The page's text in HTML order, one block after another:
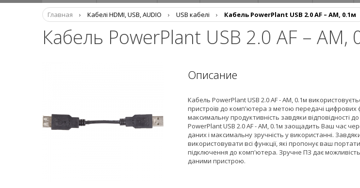
Главная › Кабелі HDMI, USB, AUDIO › USB кабелі › Кабель PowerPlant USB 2.0 AF – AM, 0.1м
Кабель PowerPlant USB 2.0 AF – AM,
Описание
Кабель PowerPlant USB 2.0 AF - AM, 0.1м
пристроїв до комп'ютера з метою передачі цифрових
максимальну продуктивність завдяки відповідності
PowerPlant USB 2.0 AF - AM, 0.1м заощадить Ваш час
даних і максимальну зручність у використанні.
використовувати всі функції, які пропонує ваш
підключення до комп'ютера. Зручне ПЗ дає
даними пристрою.